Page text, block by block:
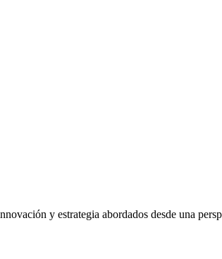
y estrategia abordados desde una